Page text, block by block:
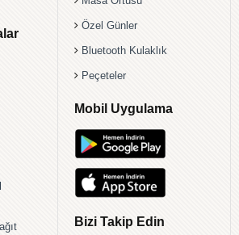
Özel Günler
Bluetooth Kulaklık
Peçeteler
Mobil Uygulama
Bizi Takip Edin